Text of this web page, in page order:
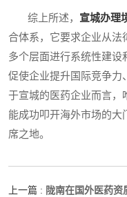
综上所述， 宣城办理
合体系，它要求企业从法
多个层面进行系统性建设
促使企业提升国际竞争力
于宣城的医药企业而言，
能成功叩开海外市场的大
席之地。
上一篇 : 陇南在国外医药资